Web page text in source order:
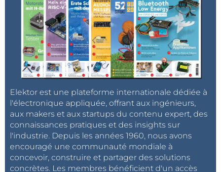
Elektor est une plateforme internationale dédiée à
l'électronique appliquée, offrant aux ingénieurs,
aux makers et aux startups du contenu expert, des
connaissances pratiques et des insights sur
l'industrie. Depuis les années 1960, nous avons
encouragé une communauté mondiale à
concevoir, construire et partager des solutions
concrètes. Les membres bénéficient d'un accès